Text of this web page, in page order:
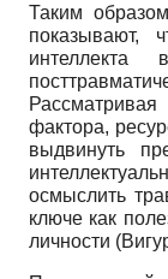
Таким
показывают,
интеллекта
фактора,
выдвинуть
осмыслить
ключе как
личности